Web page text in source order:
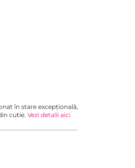
în stare excepțională,
cutie. Vezi detalii aici